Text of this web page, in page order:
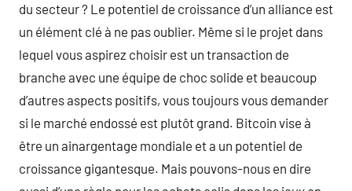
du secteur ? Le potentiel de croissance d’un alliance est
un élément clé à ne pas oublier. Même si le projet dans
lequel vous aspirez choisir est un transaction de
branche avec une équipe de choc solide et beaucoup
d’autres aspects positifs, vous toujours vous demander
si le marché endossé est plutôt grand. Bitcoin vise à
être un ainargentage mondiale et a un potentiel de
croissance gigantesque. Mais pouvons-nous en dire